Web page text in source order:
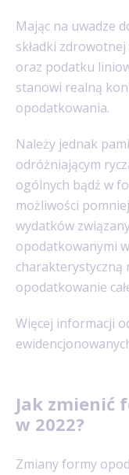
Mając na uwadze
składki
oraz podatku
stanowi realną
opodatkowania.
Należy jednak
odróżniającym
ogólnych bądź w
możliwości
wydatków
opodatkowanymi
charakterystyczną
opodatkowanie
Więcej informacji
Jak zmienić
w 2022?
Zmiany formy